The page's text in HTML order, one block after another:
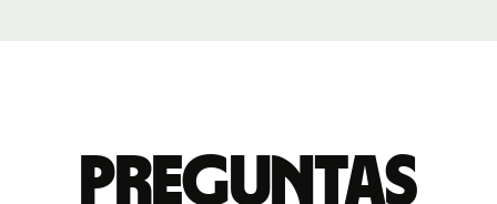
Preguntas